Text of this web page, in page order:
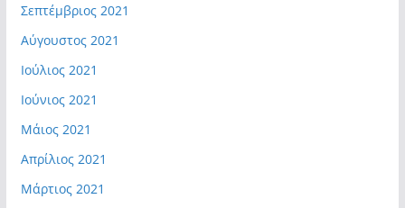
Σεπτέμβριος 2021
Αύγουστος 2021
Ιούλιος 2021
Ιούνιος 2021
Μάιος 2021
Απρίλιος 2021
Μάρτιος 2021